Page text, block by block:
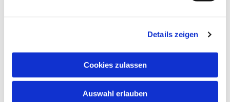
Details zeigen
Cookies zulassen
Auswahl erlauben
g der
, u.a.
Teil
empfiehlt eine
Vorstellungsph
ase im Vorfeld
der Wahl, in der
sich die